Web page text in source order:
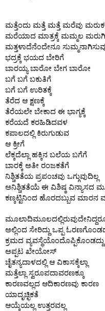
ಮತ್ತೆಂದು ಮತ್ತೆ ಮತ್ತೆ ಮರೆವು
ಮರೆಯಾದ ಮಾತ್ರಕ್ಕೆ ಮಮ್ಮಲ ಮರುಗಿ
ಮತ್ತಳಾದೆನೆಂದೇನೂ
ಭದ್ರಕ್ಕೆ ಭಯದ ಬೇರಿಗೆ
ಬಾರಯ್ಯ ಬಾರೋ ಬೇಗ ಬಾರೋ
ಬಗೆ ಬಗೆ ಬಕುತಿಗೆ
ಬಗೆ ಬಗೆ ಉರಿತಕ್ಕೆ
ತೆರೆದ ಆ ಕ್ಷಣಕ್ಕೆ
ತೆರೆಯಲೇ ಬೇಕಾದ ಈ ಭಾಗ್ಯಕ್ಕೆ
ಕರೆಯದೆ ಕರಹಿಡಿದವಳ
ಕಪಾಲದಲ್ಲಿ ಕಿರುಗುಡುವ
ಆ ಕ್ರೀಗೆ
ಲೆಕ್ಕದೆಲ್ಲಾ ಹಕ್ಕಿನ ಬಲೆಯ ಬಗೆಗೆ
ಬಾರಕ್ಕೆ ಅತೀ ರಂಜಕತೆಗೆ
ನಿಶ್ಚಿತತೆಯ ಪ್ರಪಂಚವು ಒಗ್ಗುವುದಿಲ್ಲ
ಅನಿಶ್ಚಿತತೆಯೆ ಈ ವಿಶಿಷ್ಠ ವಿನ್ಯಾಸದ
ಕಣ್ಕಟ್ಟಿನಿಂದ ಹೊರದಬ್ಬುವ
ಅಲ್ಲಿಂದ ಸೇರಿದ್ದು ಒಪ್ಪ
ಕ್ರಮದ
ಅಪ್ಪಟ ಖೇಯೋಸ್
ಚೈತನ್ಯದಾಳದಲ್ಲಿ ಆ ವಿಕಾಸಕ್ಕೆಲ್ಲಾ
ಮತ್ತೆಲ್ಲಾ ಸ್ವರೂಪದಾವರಣಕ್ಕೂ
ಕಾರಣವಲ್ಲದ ಆದಿಕಾರಣವು ಕಾರಣ
ಯಾದೃಚ್ಛಿಕತೆ
ಆಯ್ಕೆಯಲ್ಲ ಉತ್ತರವಲ್ಲ